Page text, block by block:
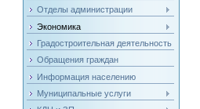
Отделы администрации
Экономика
Градостроительная деятельность
Обращения граждан
Информация населению
Муниципальные услуги